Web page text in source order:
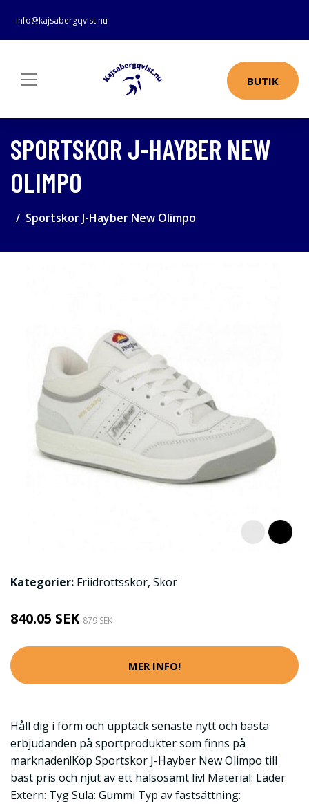
info@kajsabergqvist.nu
BUTIK
SPORTSKOR J-HAYBER NEW
OLIMPO
Sportskor J-Hayber New Olimpo
Kategorier: Friidrottsskor, Skor
840.05 SEK 879 SEK
MER INFO!
Håll dig i form och upptäck senaste nytt och bästa
erbjudanden på sportprodukter som finns på
marknaden!Köp Sportskor J-Hayber New Olimpo till
bäst pris och njut av ett hälsosamt liv! Material: Läder
Extern: Tyg Sula: Gummi Typ av fastsättning: